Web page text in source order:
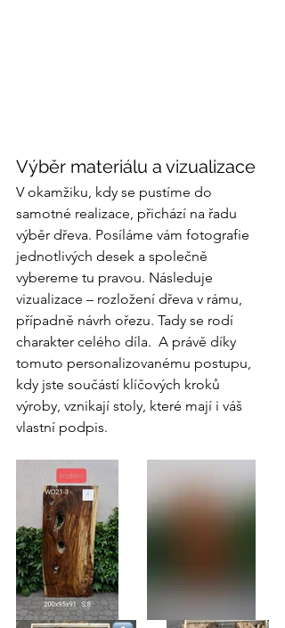
Výběr materiálu a vizualizace
V okamžiku, kdy se pustíme do
samotné realizace, přichází na řadu
výběr dřeva. Posíláme vám fotografie
jednotlivých desek a společně
vybereme tu pravou. Následuje
vizualizace – rozložení dřeva v rámu,
případně návrh ořezu. Tady se rodí
charakter celého díla.  A právě díky
tomuto personalizovanému postupu,
kdy jste součástí klíčových kroků
výroby, vznikají stoly, které mají i váš
vlastní podpis.